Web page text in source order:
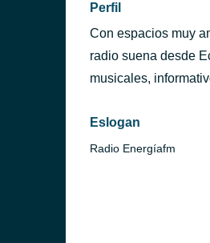
He’s the
Sister Sledge
I'm Still
Perfil
Con espacios muy
radio suena desde
musicales,
Eslogan
Radio Energíafm